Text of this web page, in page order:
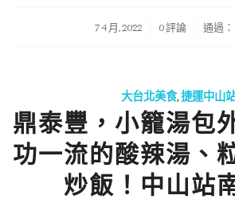
7 4 月, 2022
/ 0 評論 通過：
大台北美食,捷運中山
鼎泰豐，小籠湯包
功一流的酸辣湯、
炒飯！中山站